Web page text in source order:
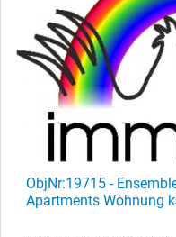
ObjNr:19715 -
Apartments Wohnung